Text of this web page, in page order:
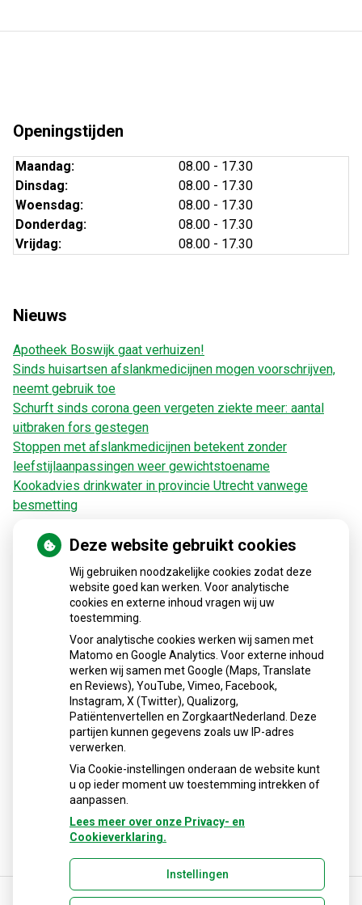
Openingstijden
Maandag:
08.00 - 17.30
Dinsdag:
08.00 - 17.30
Woensdag:
08.00 - 17.30
Donderdag:
08.00 - 17.30
Vrijdag:
08.00 - 17.30
Nieuws
Apotheek Boswijk gaat verhuizen!
Sinds huisartsen afslankmedicijnen mogen voorschrijven,
neemt gebruik toe
Schurft sinds corona geen vergeten ziekte meer: aantal
uitbraken fors gestegen
Stoppen met afslankmedicijnen betekent zonder
leefstijlaanpassingen weer gewichtstoename
Kookadvies drinkwater in provincie Utrecht vanwege
besmetting
Zorgverzekeraars en vergoeding medicijnen
Deze website gebruikt cookies
Wij gebruiken noodzakelijke cookies zodat deze
website goed kan werken. Voor analytische
cookies en externe inhoud vragen wij uw
toestemming.
Voor analytische cookies werken wij samen met
Matomo en Google Analytics. Voor externe inhoud
werken wij samen met Google (Maps, Translate
en Reviews), YouTube, Vimeo, Facebook,
Instagram, X (Twitter), Qualizorg,
Patiëntenvertellen en ZorgkaartNederland. Deze
partijen kunnen gegevens zoals uw IP-adres
verwerken.
Via Cookie-instellingen onderaan de website kunt
u op ieder moment uw toestemming intrekken of
aanpassen.
Lees meer over onze Privacy- en
Cookieverklaring.
Instellingen